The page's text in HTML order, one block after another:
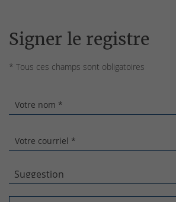
Signer le registre
* Tous ces champs sont obligatoires
Votre nom *
Votre courriel *